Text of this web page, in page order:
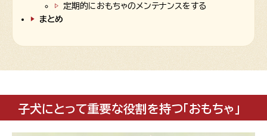
定期的におもちゃのメンテナンスをする
まとめ
子犬にとって重要な役割を持つ「おもちゃ」